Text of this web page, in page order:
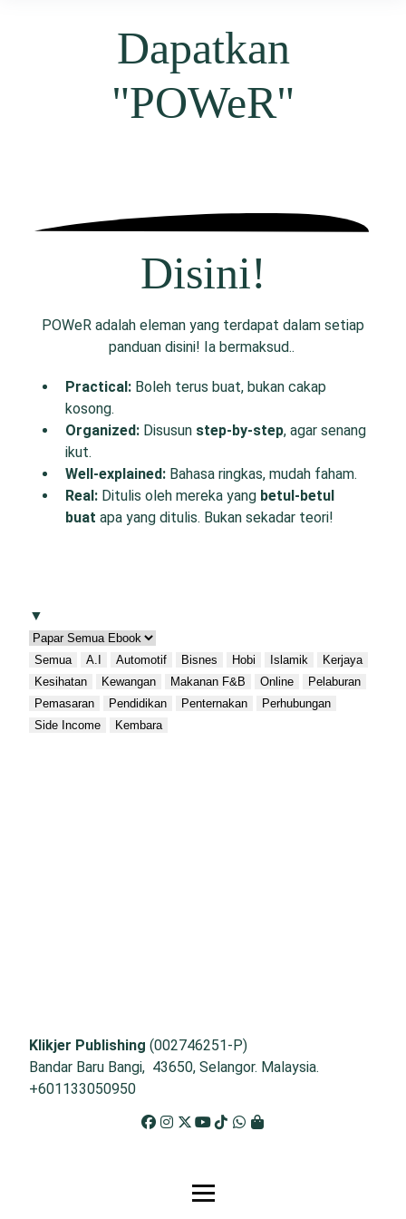
Dapatkan
"POWeR"
Disini!
POWeR adalah eleman yang terdapat dalam setiap
panduan disini! Ia bermaksud..
Practical: Boleh terus buat, bukan cakap
kosong.
Organized: Disusun step-by-step, agar senang
ikut.
Well-explained: Bahasa ringkas, mudah faham.
Real: Ditulis oleh mereka yang betul-betul
buat apa yang ditulis. Bukan sekadar teori!
▼
Semua A.I Automotif Bisnes Hobi Islamik
Kerjaya
Kesihatan
Kewangan Makanan F&B Online
Pelaburan
Pemasaran
Pendidikan Penternakan
Perhubungan
Side Income
Kembara
Klikjer Publishing (002746251-P)
Bandar Baru Bangi, 43650, Selangor. Malaysia.
+601133050950